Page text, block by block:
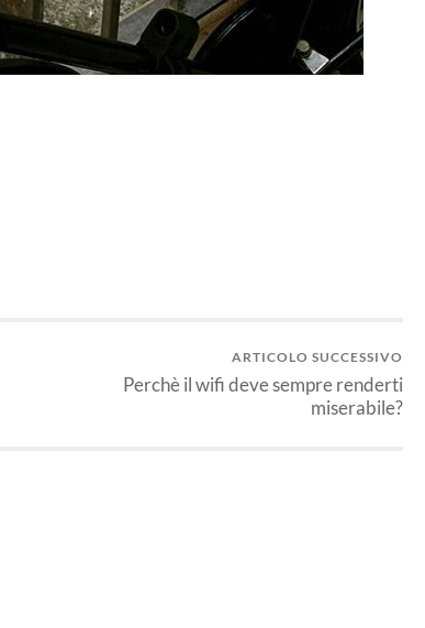
ARTICOLO SUCCESSIVO
Perchè il wifi deve sempre renderti
miserabile?